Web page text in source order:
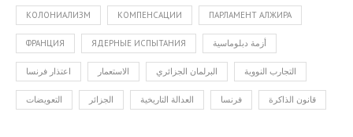
КОЛОНИАЛИЗМ КОМПЕНСАЦИИ ПАРЛАМЕНТ АЛЖИРА
ФРАНЦИЯ ЯДЕРНЫЕ ИСПЫТАНИЯ أزمة دبلوماسية
اعتذار فرنسا الاستعمار البرلمان الجزائري التجارب النووية
التعويضات الجزائر العدالة التاريخية فرنسا قانون الذاكرة